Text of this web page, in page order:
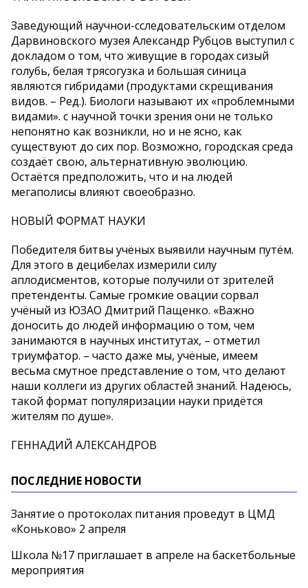
Заведующий научнои-сследовательским отделом
Дарвиновского музея Александр Рубцов выступил с
докладом о том, что живущие в городах сизый
голубь, белая трясогузка и большая синица
являются гибридами (продуктами скрещивания
видов. – Ред.). Биологи называют их «проблемными
видами». с научной точки зрения они не только
непонятно как возникли, но и не ясно, как
существуют до сих пор. Возможно, городская среда
создаёт свою, альтернативную эволюцию.
Остаётся предположить, что и на людей
мегаполисы влияют своеобразно.
НОВЫЙ ФОРМАТ НАУКИ
Победителя битвы учёных выявили научным путём.
Для этого в децибелах измерили силу
аплодисментов, которые получили от зрителей
претенденты. Самые громкие овации сорвал
учёный из ЮЗАО Дмитрий Пащенко. «Важно
доносить до людей информацию о том, чем
занимаются в научных институтах, – отметил
триумфатор. – часто даже мы, учёные, имеем
весьма смутное представление о том, что делают
наши коллеги из других областей знаний. Надеюсь,
такой формат популяризации науки придётся
жителям по душе».
ГЕННАДИЙ АЛЕКСАНДРОВ
ПОСЛЕДНИЕ НОВОСТИ
Занятие о протоколах питания проведут в ЦМД
«Коньково» 2 апреля
Школа №17 приглашает в апреле на баскетбольные
мероприятия